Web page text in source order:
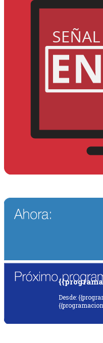
Desde: